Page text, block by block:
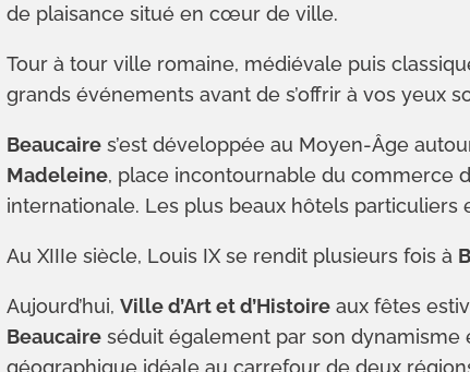
de plaisance situé en cœur de ville.
Tour à tour ville romaine, médiévale puis
grands événements avant de s’offrir à vos yeux
Beaucaires’est développée au Moyen-Âge
Madeleine, place incontournable du commerce
internationale. Les plus beaux hôtels particuliers
Au XIIIe siècle, Louis IX se rendit plusieurs fois à
Aujourd’hui, Ville d’Art et d’Histoireaux fêtes
Beaucaireséduit également par son dynamisme
géographique idéale au carrefour de deux